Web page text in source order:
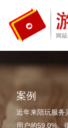
案例
近年来陪玩服务
用户的59.0%。